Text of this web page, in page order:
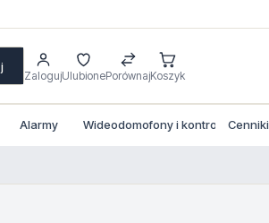
ZalogujUlubionePorównajKoszyk
Alarmy Wideodomofony i kontrola dostepu
Cenniki